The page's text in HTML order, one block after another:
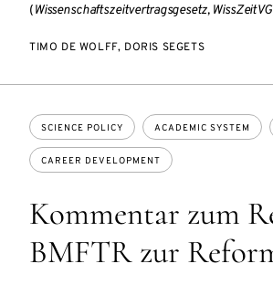
(Wissenschaftszeitvertragsgesetz, WissZeitVG
TIMO DE WOLFF, DORIS SEGETS
Kommentar zum
BMFTR zur
Topics:
SCIENCE POLICY ACADEMIC SYSTEM
CAREER DEVELOPMENT